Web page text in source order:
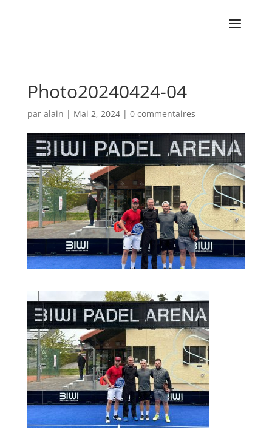
Photo20240424-04
par alain | Mai 2, 2024| 0 commentaires